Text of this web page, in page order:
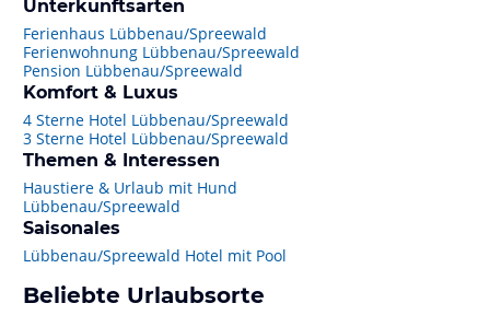
Unterkunftsarten
Ferienhaus Lübbenau/Spreewald
Ferienwohnung Lübbenau/Spreewald
Pension Lübbenau/Spreewald
Komfort & Luxus
4 Sterne Hotel Lübbenau/Spreewald
3 Sterne Hotel Lübbenau/Spreewald
Themen & Interessen
Haustiere & Urlaub mit Hund
Lübbenau/Spreewald
Saisonales
Lübbenau/Spreewald Hotel mit Pool
Beliebte Urlaubsorte